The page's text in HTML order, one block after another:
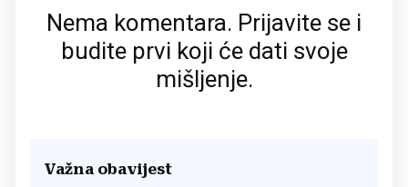
Nema komentara. Prijavite se i
budite prvi koji će dati svoje
mišljenje.
Važna obavijest